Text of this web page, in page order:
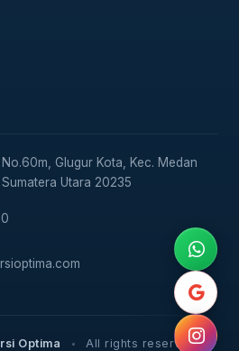
Glugur Kota, Kec. Medan
Utara 20235
Optima All rights reserved